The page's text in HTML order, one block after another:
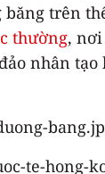
trên
thường, nơi
nhân tạo